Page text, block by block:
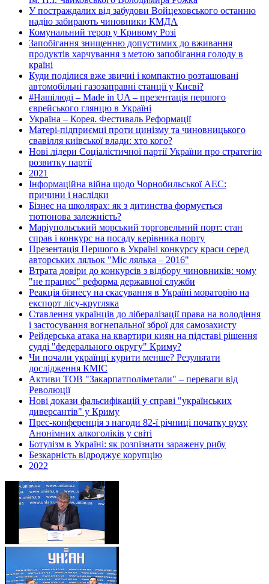
У постраждалих від забудови Войцеховського останню
надію забирають чиновники КМДА
Комунальний терор у Кривому Розі
Запобігання знищенню допустимих до вживання
продуктів харчування з метою запобігання голоду в
країні
Куди поділися вже звичні і компактно розташовані
автомобільні газозаправні станції у Києві?
#Нашілюді – Made in UA – презентація першого
єврейського глянцю в Україні
Україна – Корея. Фестиваль Реформації
Матері-підприємці проти цинізму та чиновницького
свавілля київської влади: хто кого?
Нові лідери Соціалістичної партії України про стратегію
розвитку партії
2021
Інформаційна війна щодо Чорнобильської АЕС:
причини і наслідки
Бізнес на школярах: як з дитинства формується
тютюнова залежність?
Маріупольський морський торговельний порт: стан
справ і конкурс на посаду керівника порту
Презентація Першого в Україні конкурсу краси серед
авторських ляльок "Міс лялька – 2016"
Втрата довіри до конкурсів з відбору чиновників: чому
"не працює" реформа державної служби
Реакція бізнесу на скасування в Україні мораторію на
експорт лісу-кругляка
Ставлення українців до лібералізації права на володіння
і застосування вогнепальної зброї для самозахисту
Рейдерська атака на квартири киян на підставі рішення
судді "федерального округу" Криму?
Чи почали українці курити менше? Результати
дослідження КМІС
Активи ТОВ "Закарпатполіметали" – переваги від
Революції
Нові докази фальсифікацій у справі "українських
диверсантів" у Криму
Прес-конференція з нагоди 82-ї річниці початку руху
Анонімних алкоголіків у світі
Ботулізм в Україні: як розпізнати заражену рибу
Безкарність відроджує корупцію
2022